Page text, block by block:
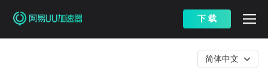
下 载
简体中文